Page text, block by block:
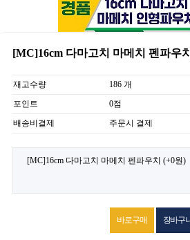
[MC]16cm 다마고치 마메치 펜파우치
재고수량
186 개
포인트
0점
배송비결제
주문시 결제
[MC]16cm 다마고치 마메치 펜파우치 (+0원)